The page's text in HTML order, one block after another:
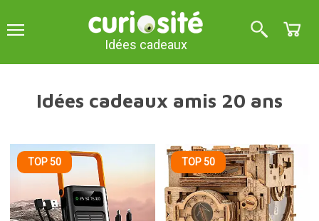
Idées cadeaux
Idées cadeaux amis 20 ans
TOP 50 TOP 50